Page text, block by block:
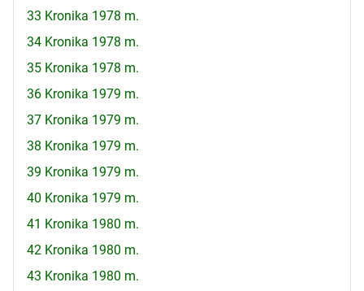
33 Kronika 1978 m.
34 Kronika 1978 m.
35 Kronika 1978 m.
36 Kronika 1979 m.
37 Kronika 1979 m.
38 Kronika 1979 m.
39 Kronika 1979 m.
40 Kronika 1979 m.
41 Kronika 1980 m.
42 Kronika 1980 m.
43 Kronika 1980 m.